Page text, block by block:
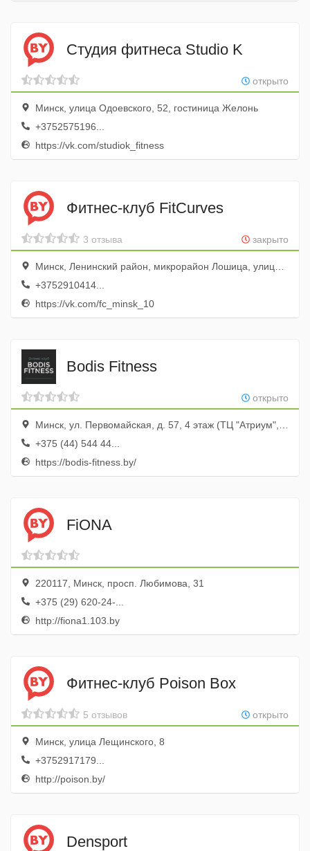
Студия фитнеса Studio K
открыто
Минск, улица Одоевского, 52, гостиница Желонь
+3752575196...
https://vk.com/studiok_fitness
Фитнес-клуб FitCurves
закрыто
3 отзыва
Минск, Ленинский район, микрорайон Лошица, улица Владислава Сырокомли, 12
+3752910414...
https://vk.com/fc_minsk_10
Bodis Fitness
открыто
Минск, ул. Первомайская, д. 57, 4 этаж (ТЦ "Атриум", вход в здание бизнес-центра "Плаза")
+375 (44) 544 44...
https://bodis-fitness.by/
FiONA
220117, Минск, просп. Любимова, 31
+375 (29) 620-24-...
http://fiona1.103.by
Фитнес-клуб Poison Box
открыто
5 отзывов
Минск, улица Лещинского, 8
+3752917179...
http://poison.by/
Densport